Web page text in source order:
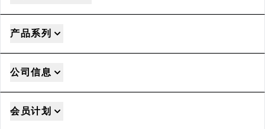
产品系列
公司信息
会员计划